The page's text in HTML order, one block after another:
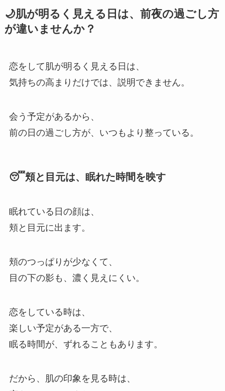
🌙肌が明るく見える日は、前夜の過ごし方
が違いませんか？
恋をして肌が明るく見える日は、
気持ちの高まりだけでは、説明できません。
会う予定があるから、
前の日の過ごし方が、いつもより整っている。
😴頬と目元は、眠れた時間を映す
眠れている日の顔は、
頬と目元に出ます。
頬のつっぱりが少なくて、
目の下の影も、濃く見えにくい。
恋をしている時は、
楽しい予定がある一方で、
眠る時間が、ずれることもあります。
だから、肌の印象を見る時は、